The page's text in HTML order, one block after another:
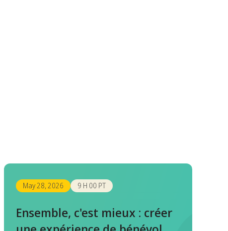
May 28, 2026 9 H 00 PT
Ensemble, c'est mieux : créer